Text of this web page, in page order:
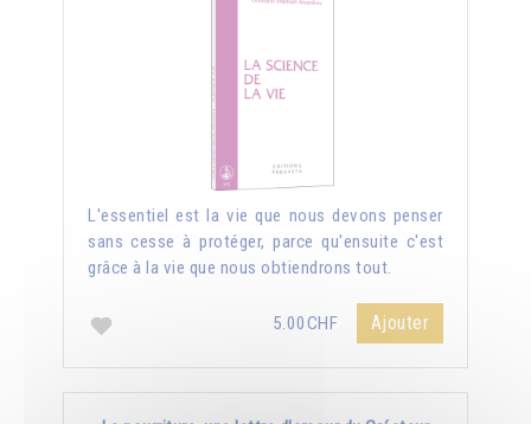
L'essentiel est la vie que nous devons penser
sans cesse à protéger, parce qu'ensuite c'est
grâce à la vie que nous obtiendrons tout.
5.00CHF Ajouter